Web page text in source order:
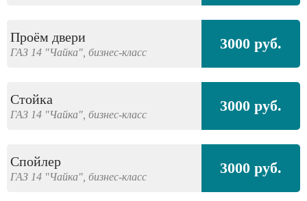
Проём двери
ГАЗ 14 "Чайка", бизнес-класс 3000 руб.
Стойка
ГАЗ 14 "Чайка", бизнес-класс 3000 руб.
Спойлер
ГАЗ 14 "Чайка", бизнес-класс 3000 руб.